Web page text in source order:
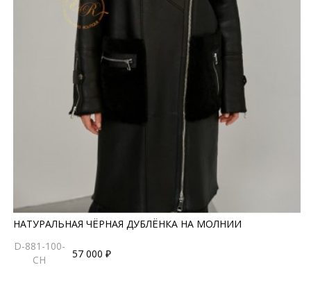
НАТУРАЛЬНАЯ ЧЁРНАЯ ДУБЛЁНКА НА МОЛНИИ
D-881-100-
CH
57 000 ₽